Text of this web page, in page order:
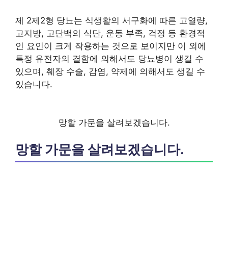
제 2제2형 당뇨는 식생활의 서구화에 따른 고열량,
고지방, 고단백의 식단, 운동 부족, 걱정 등 환경적
인 요인이 크게 작용하는 것으로 보이지만 이 외에
특정 유전자의 결함에 의해서도 당뇨병이 생길 수
있으며, 췌장 수술, 감염, 약제에 의해서도 생길 수
있습니다.
망할 가문을 살려보겠습니다.
망할 가문을 살려보겠습니다.